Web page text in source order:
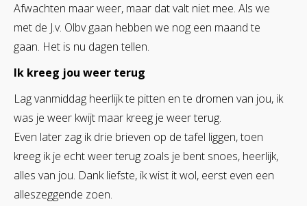
Afwachten maar weer, maar dat valt niet mee. Als we
met de J.v. Olbv gaan hebben we nog een maand te
gaan. Het is nu dagen tellen.
Ik kreeg jou weer terug
Lag vanmiddag heerlijk te pitten en te dromen van jou, ik
was je weer kwijt maar kreeg je weer terug.
Even later zag ik drie brieven op de tafel liggen, toen
kreeg ik je echt weer terug zoals je bent snoes, heerlijk,
alles van jou. Dank liefste, ik wist it wol, eerst even een
alleszeggende zoen.